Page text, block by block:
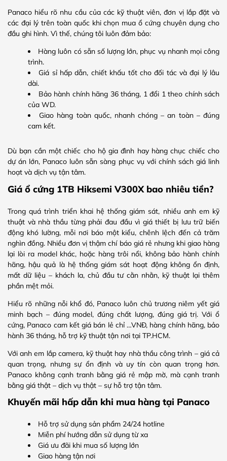
Panaco hiểu rõ nhu cầu của các kỹ thuật viên, đơn vị lắp đặt và
các đại lý trên toàn quốc khi chọn mua ổ cứng chuyên dụng cho
đầu ghi hình. Vì thế, chúng tôi luôn đảm bảo:
Hàng luôn có sẵn số lượng lớn, phục vụ nhanh mọi công
trình.
Giá sỉ hấp dẫn, chiết khấu tốt cho đối tác và đại lý lâu
dài.
Bảo hành chính hãng 36 tháng, 1 đổi 1 theo chính sách
của WD.
Giao hàng toàn quốc, nhanh chóng – an toàn – đúng
cam kết.
Dù bạn cần một chiếc cho hộ gia đình hay hàng chục chiếc cho
dự án lớn, Panaco luôn sẵn sàng phục vụ với chính sách giá linh
hoạt và dịch vụ tận tâm.
Giá ổ cứng 1TB Hiksemi V300X bao nhiêu tiền?
Trong quá trình triển khai hệ thống giám sát, nhiều anh em kỹ
thuật và nhà thầu từng phải đau đầu vì giá thiết bị lưu trữ biến
động khó lường, mỗi nơi báo một kiểu, chênh lệch đến cả trăm
nghìn đồng. Nhiều đơn vị thậm chí báo giá rẻ nhưng khi giao hàng
lại lòi ra model khác, hoặc hàng trôi nổi, không bảo hành chính
hãng, hậu quả là hệ thống giám sát hoạt động không ổn định,
mất dữ liệu – khách la, chủ đầu tư cằn nhằn, kỹ thuật lại thêm
phần mệt mỏi.
Hiểu rõ những nỗi khổ đó, Panaco luôn chủ trương niêm yết giá
minh bạch – đúng model, đúng chất lượng, đúng giá trị. Với ổ
cứng, Panaco cam kết giá bán lẻ chỉ …VNĐ, hàng chính hãng, bảo
hành 36 tháng, hỗ trợ kỹ thuật tận nơi tại TP.HCM.
Với anh em lắp camera, kỹ thuật hay nhà thầu công trình – giá cả
quan trọng, nhưng sự ổn định và uy tín còn quan trọng hơn.
Panaco không cạnh tranh bằng giá rẻ mập mờ, mà cạnh tranh
bằng giá thật – dịch vụ thật – sự hỗ trợ tận tâm.
Khuyến mãi hấp dẫn khi mua hàng tại Panaco
Hỗ trợ sử dụng sản phẩm 24/24 hotline
Miễn phí hướng dẫn sử dụng từ xa
Giá ưu đãi khi mua số lượng lớn
Giao hàng tận nơi